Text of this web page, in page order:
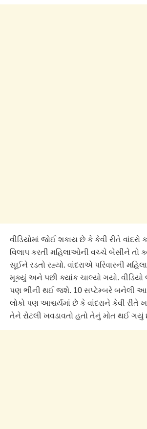
વીડિયોમાં જોઈ શકાય છે કે કેવી રીતે
વિલાપ કરતી મહિલાઓની વચ્ચે બેસીને તો
સૂઈને રડતો રહ્યો. વાંદરાએ પરિવારની
મૂક્યું અને પછી ક્યાંક ચાલ્યો ગયો.
પણ ભીની થઈ જશે. 10 સપ્ટેમ્બરે બનેલી આ
લોકો પણ આશ્ચર્યમાં છે કે વાંદરાને કેવી
તેને રોટલી ખવડાવતો હતો તેનું મોત થઈ ગયું